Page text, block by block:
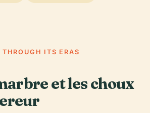
ITS ERAS
et les choux